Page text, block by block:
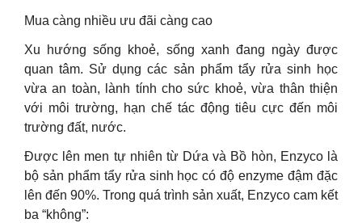
Mua càng nhiều ưu đãi càng cao
Xu hướng sống khoẻ, sống xanh đang ngày được
quan tâm. Sử dụng các sản phẩm tẩy rửa sinh học
vừa an toàn, lành tính cho sức khoẻ, vừa thân thiện
với môi trường, hạn chế tác động tiêu cực đến môi
trường đất, nước.
Được lên men tự nhiên từ Dứa và Bồ hòn, Enzyco là
bộ sản phẩm tẩy rửa sinh học có độ enzyme đậm đặc
lên đến 90%. Trong quá trình sản xuất, Enzyco cam kết
ba “không”: